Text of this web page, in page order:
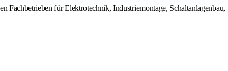
Fachbetrieben für Elektrotechnik, Industriemontage, Schaltanlagenbau,